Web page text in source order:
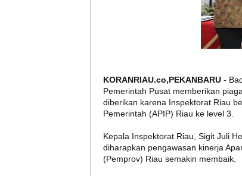
KORANRIAU.co,PEKANBARU -
Pemerintah Pusat memberikan
diberikan karena Inspektorat Riau
Pemerintah (APIP) Riau ke level 3.
Kepala Inspektorat Riau, Sigit Juli
diharapkan pengawasan kinerja
(Pemprov) Riau semakin membaik.